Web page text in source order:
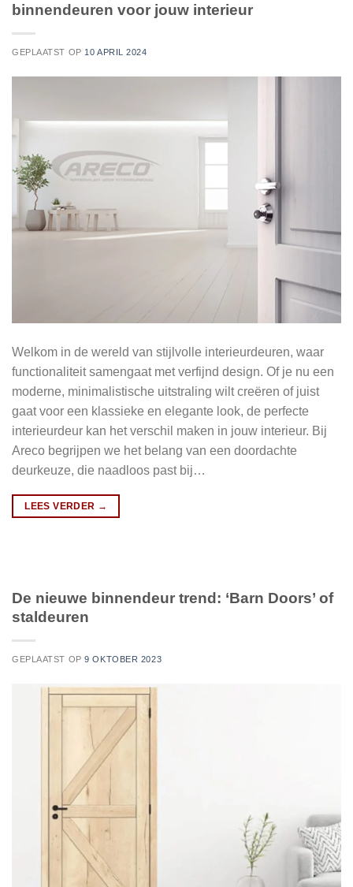
binnendeuren voor jouw interieur
GEPLAATST OP 10 APRIL 2024
Welkom in de wereld van stijlvolle interieurdeuren, waar
functionaliteit samengaat met verfijnd design. Of je nu een
moderne, minimalistische uitstraling wilt creëren of juist
gaat voor een klassieke en elegante look, de perfecte
interieurdeur kan het verschil maken in jouw interieur. Bij
Areco begrijpen we het belang van een doordachte
deurkeuze, die naadloos past bij…
LEES VERDER →
De nieuwe binnendeur trend: ‘Barn Doors’ of
staldeuren
GEPLAATST OP9 OKTOBER 2023